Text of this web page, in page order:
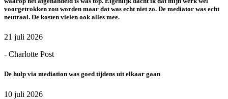
voorgetrokken zou worden maar dat was echt niet zo. De mediator was echt
neutraal. De kosten vielen ook alles mee.
21 juli 2026
- Charlotte Post
De hulp via mediation was goed tijdens uit elkaar gaan
10 juli 2026